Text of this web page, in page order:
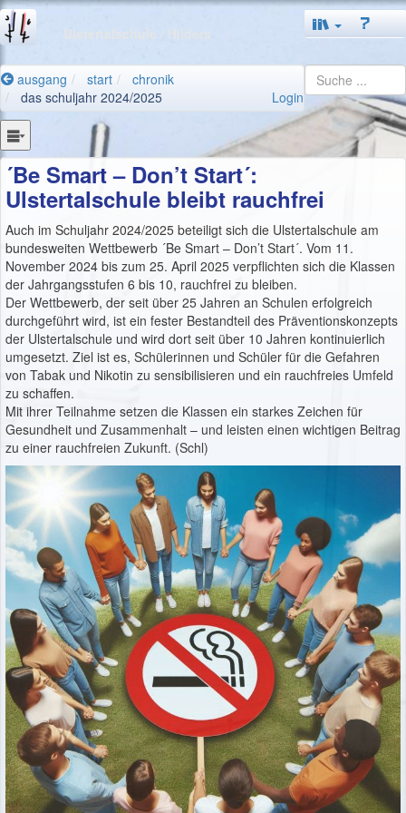
Ulstertalschule
ausgang start
chronik
das schuljahr 2024/2025
Login
´Be Smart – Don’t Start´:
Ulstertalschule bleibt rauchfrei
Auch im Schuljahr 2024/2025 beteiligt sich die Ulstertalschule am
bundesweiten Wettbewerb ´Be Smart – Don’t Start´. Vom 11.
November 2024 bis zum 25. April 2025 verpflichten sich die Klassen
der Jahrgangsstufen 6 bis 10, rauchfrei zu bleiben.
Der Wettbewerb, der seit über 25 Jahren an Schulen erfolgreich
durchgeführt wird, ist ein fester Bestandteil des Präventionskonzepts
der Ulstertalschule und wird dort seit über 10 Jahren kontinuierlich
umgesetzt. Ziel ist es, Schülerinnen und Schüler für die Gefahren
von Tabak und Nikotin zu sensibilisieren und ein rauchfreies Umfeld
zu schaffen.
Mit ihrer Teilnahme setzen die Klassen ein starkes Zeichen für
Gesundheit und Zusammenhalt – und leisten einen wichtigen Beitrag
zu einer rauchfreien Zukunft. (Schl)